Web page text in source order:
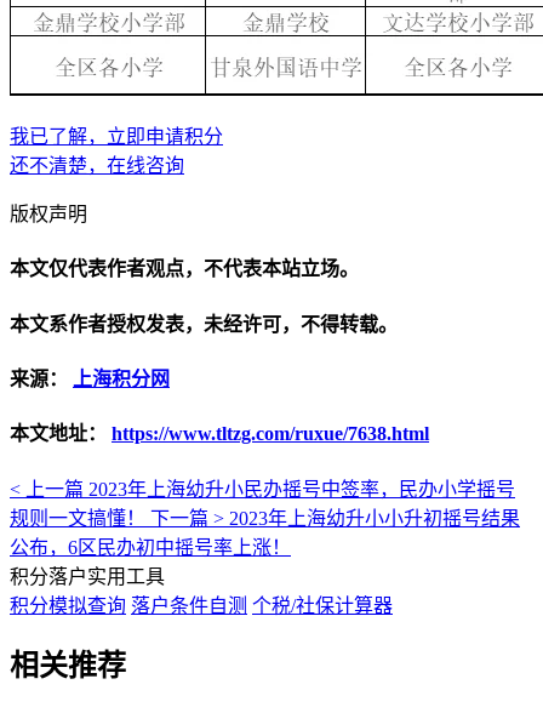
我已了解，立即申请积分
还不清楚，在线咨询
版权声明
本文仅代表作者观点，不代表本站立场。
本文系作者授权发表，未经许可，不得转载。
来源： 上海积分网
本文地址： https://www.tltzg.com/ruxue/7638.html
< 上一篇 2023年上海幼升小民办摇号中签率，民办小学摇号
规则一文搞懂！ 下一篇 > 2023年上海幼升小小升初摇号结果
公布，6区民办初中摇号率上涨！
积分落户实用工具
积分模拟查询 落户条件自测 个税/社保计算器
相关推荐